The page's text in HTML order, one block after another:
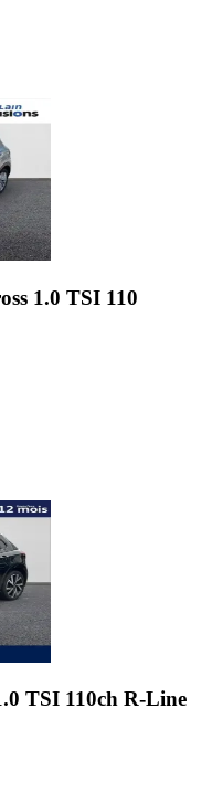
1.0 TSI 110
TSI 110ch R-Line